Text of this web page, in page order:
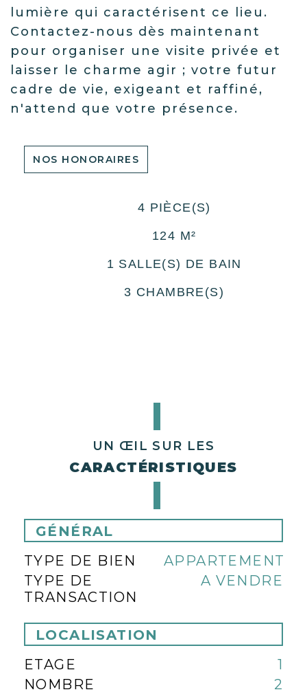
lumière qui caractérisent ce lieu.
Contactez-nous dès maintenant
pour organiser une visite privée et
laisser le charme agir ; votre futur
cadre de vie, exigeant et raffiné,
n'attend que votre présence.
NOS HONORAIRES
4 PIÈCE(S)
124 M²
1 SALLE(S) DE BAIN
3 CHAMBRE(S)
UN ŒIL SUR LES
CARACTÉRISTIQUES
GÉNÉRAL
TYPE DE BIEN
APPARTEMENT
TYPE DE
TRANSACTION
A VENDRE
LOCALISATION
ETAGE
1
NOMBRE
2